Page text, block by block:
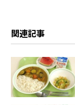
関連記事